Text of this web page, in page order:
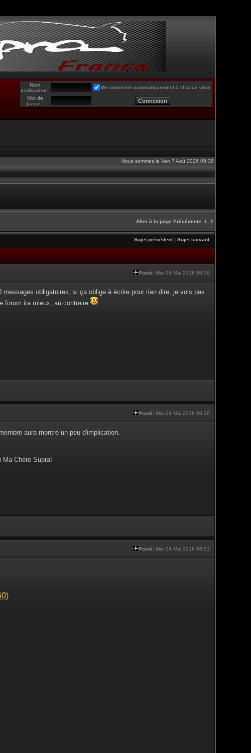
Nom
d’utilisateur:
Me connecter automatiquement à chaque visite
Mot de
passe:
Nous sommes le Ven 7 Aoû 2026 09:38
Aller à la page Précédente 1 2
Sujet précédent| Sujet suivant
Posté: Mar 24 Mai 2016 06:19
obligatoires, si ça oblige à écrire pour rien dire, je vois pas
forum ira mieux, au contraire
Posté: Mar 24 Mai 2016 06:26
aura montré un peu d'implication.
Chère Supra!
Posté: Mar 24 Mai 2016 08:51